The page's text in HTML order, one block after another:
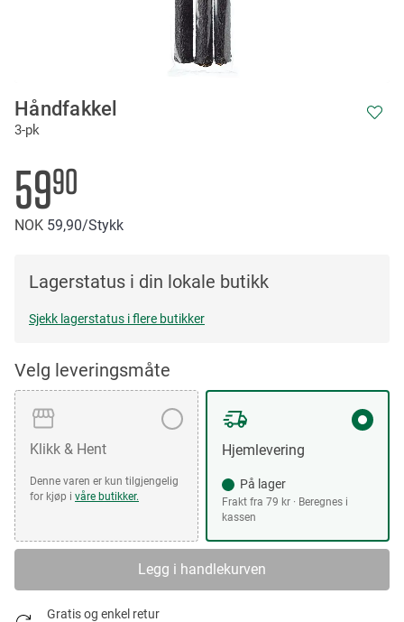
Håndfakkel
3-pk
5990
NOK 59 90/Stykk
Lagerstatus i din lokale butikk
Sjekk lagerstatus i flere butikker
Velg leveringsmåte
Klikk & Hent
Denne varen er kun tilgjengelig
for kjøp i våre butikker.
Hjemlevering
På lager
Frakt fra 79 kr · Beregnes i
kassen
Legg i handlekurven
Gratis og enkel retur
to
the
of
the
images
gallery